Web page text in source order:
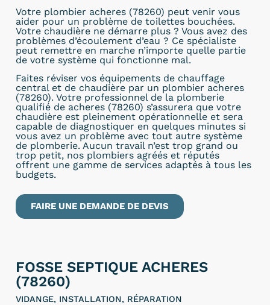
Votre plombier acheres (78260) peut venir vous
aider pour un problème de toilettes bouchées.
Votre chaudière ne démarre plus ? Vous avez des
problèmes d’écoulement d’eau ? Ce spécialiste
peut remettre en marche n’importe quelle partie
de votre système qui fonctionne mal.
Faites réviser vos équipements de chauffage
central et de chaudière par un plombier acheres
(78260). Votre professionnel de la plomberie
qualifié de acheres (78260) s’assurera que votre
chaudière est pleinement opérationnelle et sera
capable de diagnostiquer en quelques minutes si
vous avez un problème avec tout autre système
de plomberie. Aucun travail n’est trop grand ou
trop petit, nos plombiers agréés et réputés
offrent une gamme de services adaptés à tous les
budgets.
FAIRE UNE DEMANDE DE DEVIS
FOSSE SEPTIQUE ACHERES
(78260)
VIDANGE, INSTALLATION, RÉPARATION